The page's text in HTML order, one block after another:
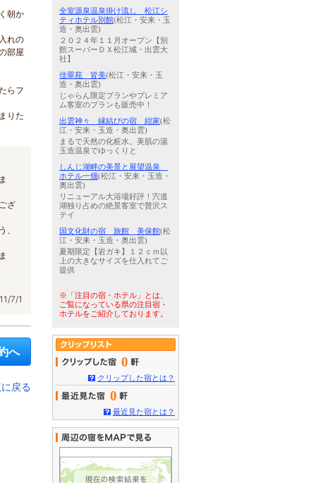
朝か
れの
部屋
らフ
りた
ざ
、
7/1
へ
戻る
全室源泉温泉掛け流し 松江シ
ティホテル別館(松江・安来・玉
造・奥出雲)
２０２４年１１月オープン【別
館スーパーＤＸ松江城・出雲大
社】
佳翠苑 皆美(松江・安来・玉
造・奥出雲)
じゃらん限定プランやプレミア
ム客室のプランも販売中！
出雲神々 縁結びの宿 紺家(松
江・安来・玉造・奥出雲)
まるで天然の化粧水。美肌の湯
玉造温泉でゆっくりと
しんじ湖畔の美景と展望温泉
ホテル一畑(松江・安来・玉造・
奥出雲)
リニューアル大浴場好評！宍道
湖独り占めの絶景客室で贅沢ス
テイ
国文化財の宿 旅館 美保館(松
江・安来・玉造・奥出雲)
夏期限定【岩ガキ】１２ｃｍ以
上の大きなサイズを仕入れてご
提供
※「注目の宿・ホテル」とは、
ご覧になっている県の注目宿・
ホテルをご紹介しております。
0
クリップした宿とは？
0
最近見た宿とは？